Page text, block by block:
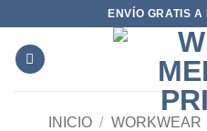
contenido
ENVÍO GRATIS
INICIO / WORKWEAR